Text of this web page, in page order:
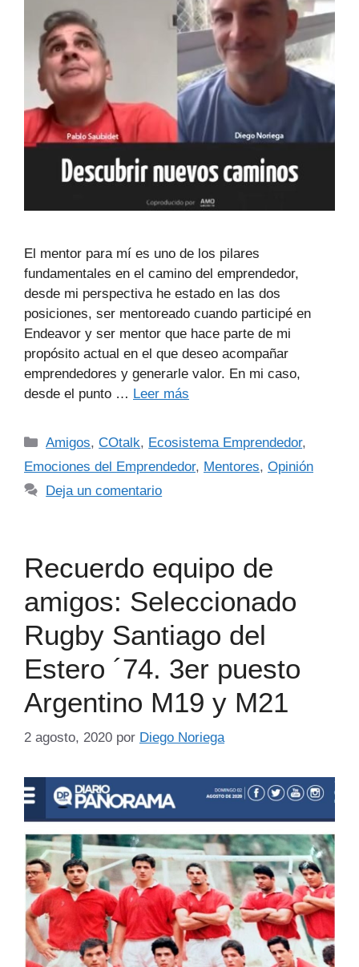
El mentor para mí es uno de los pilares
fundamentales en el camino del emprendedor,
desde mi perspectiva he estado en las dos
posiciones, ser mentoreado cuando participé en
Endeavor y ser mentor que hace parte de mi
propósito actual en el que deseo acompañar
emprendedores y generarle valor. En mi caso,
desde el punto … Leer más
Amigos,COtalk, Ecosistema Emprendedor,
Emociones del Emprendedor, Mentores, Opinión
Deja un comentario
Recuerdo equipo de
amigos: Seleccionado
Rugby Santiago del
Estero ´74. 3er puesto
Argentino M19 y M21
2 agosto, 2020 por Diego Noriega